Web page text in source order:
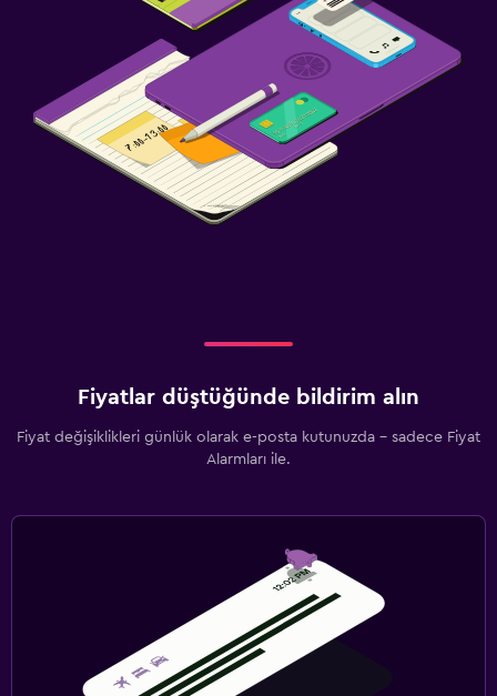
Fiyatlar düştüğünde bildirim alın
Fiyat değişiklikleri günlük olarak e-posta kutunuzda - sadece Fiyat
Alarmları ile.